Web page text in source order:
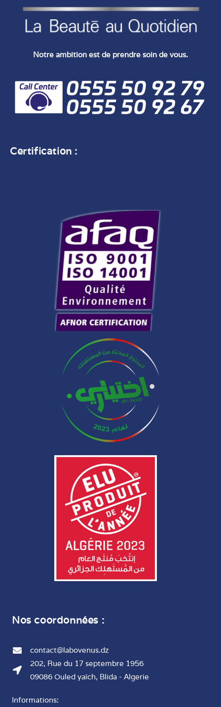
Notre ambition est de prendre soin de vous.
Certification :
Nos coordonnées :
contact@labovenus.dz
202, Rue du 17 septembre 1956
09086 Ouled yaïch, Blida - Algerie
Informations: